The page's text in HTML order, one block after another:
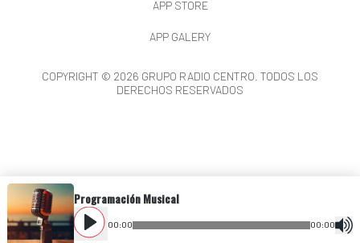
APP STORE
APP GALERY
COPYRIGHT © 2026 GRUPO RADIO CENTRO. TODOS LOS
DERECHOS RESERVADOS
Programación Musical
00:00 00:00